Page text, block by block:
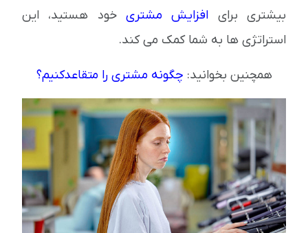
بیشتری برای افزایش مشتری خود هستید، این
استراتژی ها به شما کمک می کند.
همچنین بخوانید: چگونه مشتری را متقاعدکنیم؟